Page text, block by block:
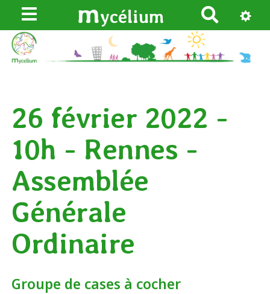
mycélium
e
c
h
c
26 février 2022 -
10h - Rennes -
Assemblée
Générale
Ordinaire
Groupe de cases à cocher